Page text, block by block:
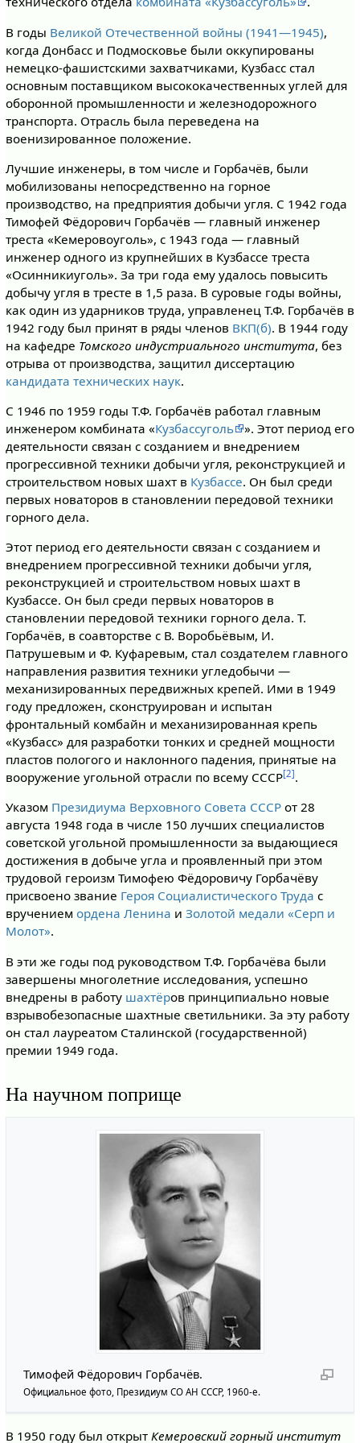
В годы Великой Отечественной войны (1941—1945),
когда Донбасс и Подмосковье были оккупированы
немецко-фашистскими захватчиками, Кузбасс стал
основным поставщиком высококачественных углей для
оборонной промышленности и железнодорожного
транспорта. Отрасль была переведена на
военизированное положение.
Лучшие инженеры, в том числе и Горбачёв, были
мобилизованы непосредственно на горное
производство, на предприятия добычи угля. С 1942 года
Тимофей Фёдорович Горбачёв — главный инженер
треста «Кемеровоуголь», с 1943 года — главный
инженер одного из крупнейших в Кузбассе треста
«Осинникиуголь». За три года ему удалось повысить
добычу угля в тресте в 1,5 раза. В суровые годы войны,
как один из ударников труда, управленец Т.Ф. Горбачёв в
1942 году был принят в ряды членов ВКП(б). В 1944 году
на кафедре Томского индустриального института, без
отрыва от производства, защитил диссертацию
кандидата технических наук.
С 1946 по 1959 годы Т.Ф. Горбачёв работал главным
инженером комбината «Кузбассуголь
». Этот период его
деятельности связан с созданием и внедрением
прогрессивной техники добычи угля, реконструкцией и
строительством новых шахт в Кузбассе. Он был среди
первых новаторов в становлении передовой техники
горного дела.
Этот период его деятельности связан с созданием и
внедрением прогрессивной техники добычи угля,
реконструкцией и строительством новых шахт в
Кузбассе. Он был среди первых новаторов в
становлении передовой техники горного дела. Т.
Горбачёв, в соавторстве с В. Воробьёвым, И.
Патрушевым и Ф. Куфаревым, стал создателем главного
направления развития техники угледобычи —
механизированных передвижных крепей. Ими в 1949
году предложен, сконструирован и испытан
фронтальный комбайн и механизированная крепь
«Кузбасс» для разработки тонких и средней мощности
пластов пологого и наклонного падения, принятые на
вооружение угольной отрасли по всему СССР[2].
Указом Президиума Верховного Совета СССРот 28
августа 1948 года в числе 150 лучших специалистов
советской угольной промышленности за выдающиеся
достижения в добыче угла и проявленный при этом
трудовой героизм Тимофею Фёдоровичу Горбачёву
присвоено звание Героя Социалистического Труда с
вручением ордена Ленина и Золотой медали «Серп и
Молот».
В эти же годы под руководством Т.Ф. Горбачёва были
завершены многолетние исследования, успешно
внедрены в работу шахтёров принципиально новые
взрывобезопасные шахтные светильники. За эту работу
он стал лауреатом Сталинской (государственной)
премии 1949 года.
На научном поприще
Тимофей Фёдорович Горбачёв.
Официальное фото, Президиум СО АН СССР, 1960-е.
В 1950 году был открыт Кемеровский горный институт